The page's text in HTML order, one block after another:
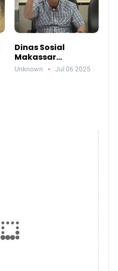
Dinas Sosial
Makassar
Paparkan
Unknown Jul 06 2025